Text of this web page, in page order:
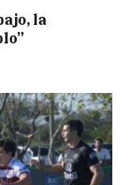
la